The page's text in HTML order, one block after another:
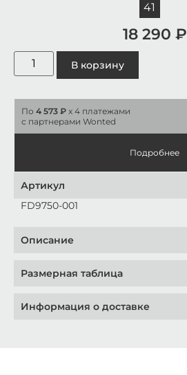
41
18 290 ₽
В корзину
По 4 573 ₽ x 4 платежами
с партнерами Wonted
Подробнее
Артикул
FD9750-001
Описание
Размерная таблица
Информация о доставке